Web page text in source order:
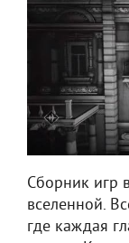
Сборник игр
вселенной.
где каждая